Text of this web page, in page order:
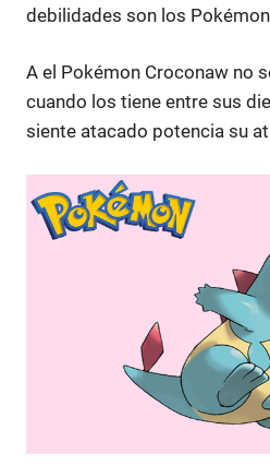
debilidades son los
A el Pokémon Croconaw no
cuando los tiene entre sus
siente atacado potencia su